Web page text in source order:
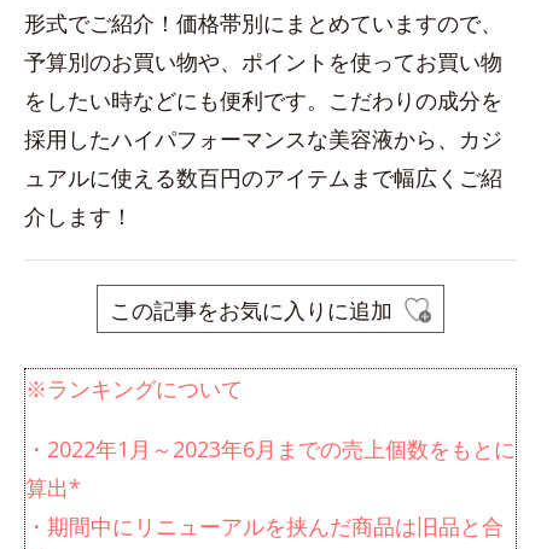
形式でご紹介！価格帯別にまとめていますので、
予算別のお買い物や、ポイントを使ってお買い物
をしたい時などにも便利です。こだわりの成分を
採用したハイパフォーマンスな美容液から、カジ
ュアルに使える数百円のアイテムまで幅広くご紹
介します！
この記事をお気に入りに追加
※ランキングについて
・2022年1月～2023年6月までの売上個数をもとに
算出*
・期間中にリニューアルを挟んだ商品は旧品と合